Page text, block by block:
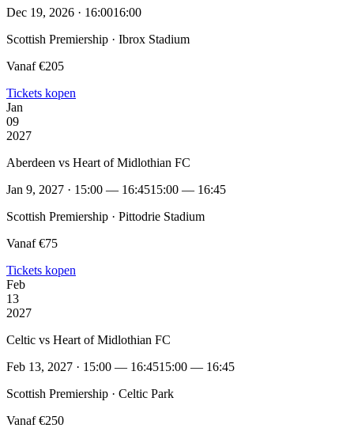
Dec 19, 2026 · 16:0016:00
Scottish Premiership · Ibrox Stadium
Vanaf €205
Tickets kopen
Jan
09
2027
Aberdeen vs Heart of Midlothian FC
Jan 9, 2027 · 15:00 — 16:4515:00 — 16:45
Scottish Premiership · Pittodrie Stadium
Vanaf €75
Tickets kopen
Feb
13
2027
Celtic vs Heart of Midlothian FC
Feb 13, 2027 · 15:00 — 16:4515:00 — 16:45
Scottish Premiership · Celtic Park
Vanaf €250